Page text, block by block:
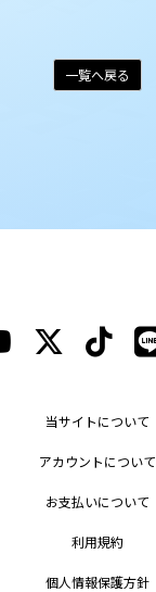
一覧へ戻る
当サイトについて
アカウントについて
お支払いについて
利用規約
個人情報保護方針